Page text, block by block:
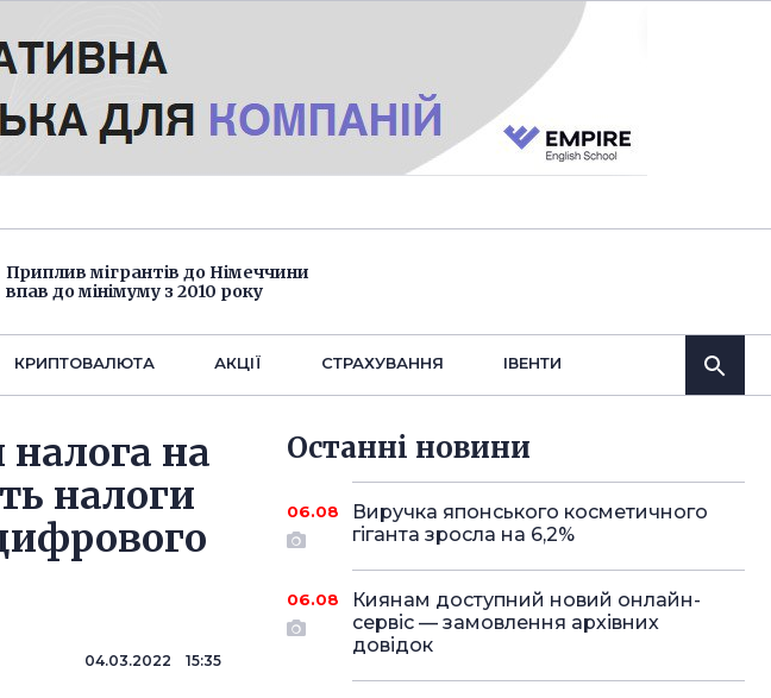
Приплив мігрантів до Німеччини
впав до мінімуму з 2010 року
КРИПТОВАЛЮТА АКЦІЇ СТРАХУВАННЯ IВЕНТИ
на
налоги
04.03.2022 15:35
Останнi новини
06.08
Виручка японського косметичного
гіганта зросла на 6,2%
06.08
Киянам доступний новий онлайн-
сервіс — замовлення архівних
довідок